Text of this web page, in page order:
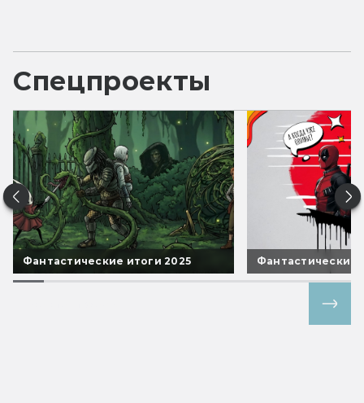
Спецпроекты
Фантастические итоги 2025 Фантастические